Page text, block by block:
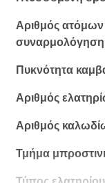
Αριθμός ατόμων
συναρμολόγηση
Πυκνότητα
Αριθμός
Αριθμός
Τμήμα